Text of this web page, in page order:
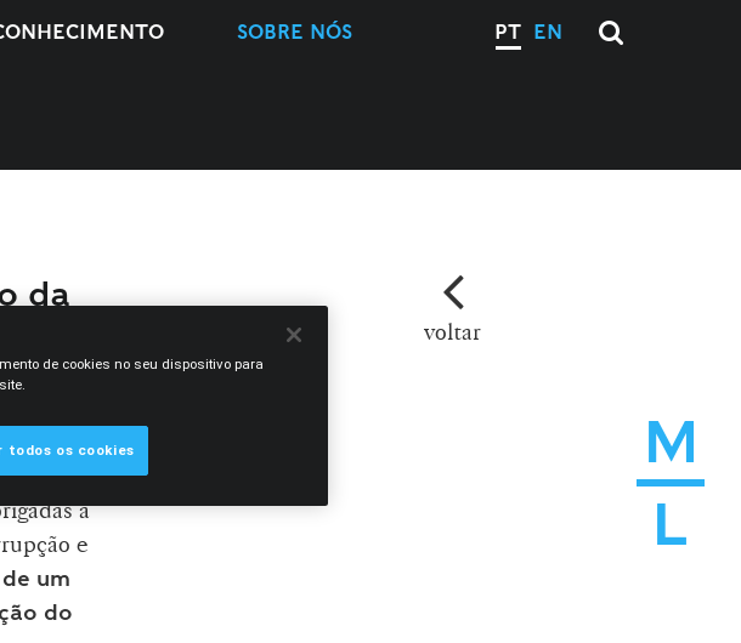
M
L
SOBRE NÓS PT EN
da
voltar
o
à
e
um
do
de cookies no seu dispositivo para
todos os cookies